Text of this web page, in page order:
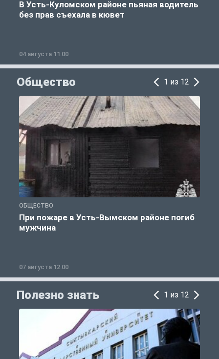
В Усть-Куломском районе пьяная водитель
без прав съехала в кювет
04 августа 11:00
Общество 1 из 12
ОБЩЕСТВО
При пожаре в Усть-Вымском районе погиб
мужчина
07 августа 12:00
Полезно знать 1 из 12